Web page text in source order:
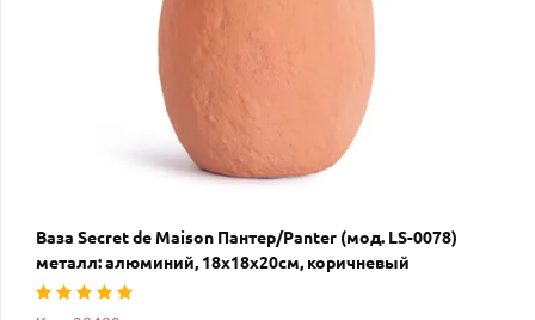
Ваза Secret de Maison Пантер/Panter (мод. LS-0078)
металл: алюминий, 18х18х20см, коричневый